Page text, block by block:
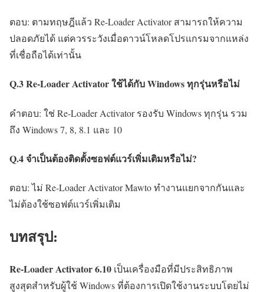
ตอบ: ตามทฤษฎีแล้ว Re-Loader Activator สามารถให้ความ
ปลอดภัยได้ แต่ควรระวังเมื่อดาวน์โหลดโปรแกรมจากแหล่ง
ที่เชื่อถือได้เท่านั้น
Q.3 Re-Loader Activator ใช้ได้กับ Windows ทุกรุ่นหรือไม่
คำตอบ: ใช่ Re-Loader Activator รองรับ Windows ทุกรุ่น รวม
ถึง Windows 7, 8, 8.1 และ 10
Q.4 จำเป็นต้องติดตั้งซอฟต์แวร์เพิ่มเติมหรือไม่?
ตอบ: ไม่ Re-Loader Activator Mawto ทำงานแยกจากกันและ
ไม่ต้องใช้ซอฟต์แวร์เพิ่มเติม
บทสรุป:
Re-Loader Activator 6.10 เป็นเครื่องมือที่มีประสิทธิภาพ
สูงสุดสำหรับผู้ใช้ Windows ที่ต้องการเปิดใช้งานระบบโดยไม่